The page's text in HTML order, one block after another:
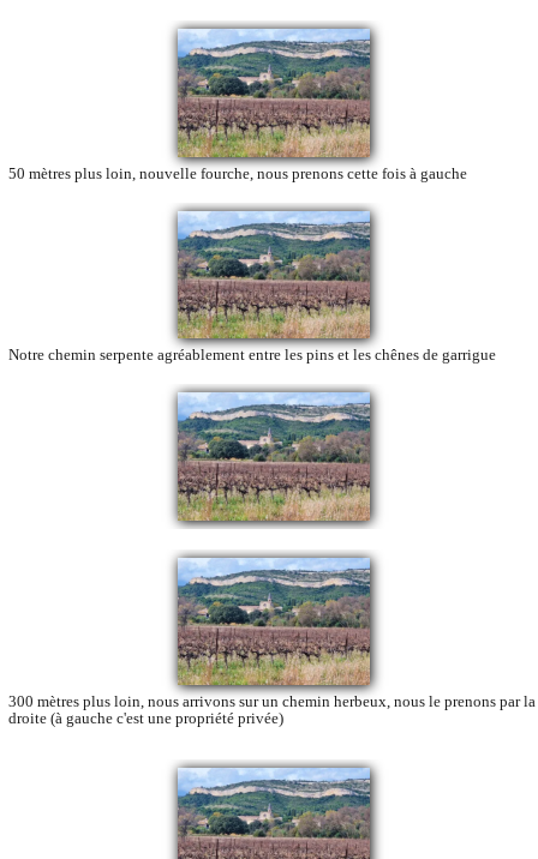
50 mètres plus loin, nouvelle fourche, nous prenons cette fois à gauche
Notre chemin serpente agréablement entre les pins et les chênes de garrigue
300 mètres plus loin, nous arrivons sur un chemin herbeux, nous le prenons par la
droite (à gauche c'est une propriété privée)